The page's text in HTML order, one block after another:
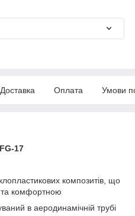
Доставка Оплата Умови
17
композитів, що
та комфортною
в аеродинамічній трубі